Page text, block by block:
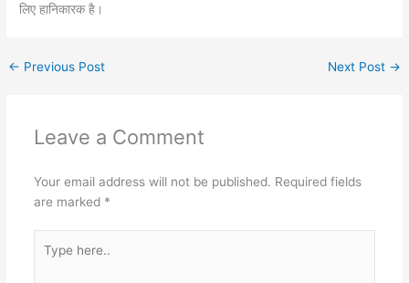
लिए हानिकारक है।
← Previous Post Next Post →
Leave a Comment
Your email address will not be published. Required fields
are marked *
here..